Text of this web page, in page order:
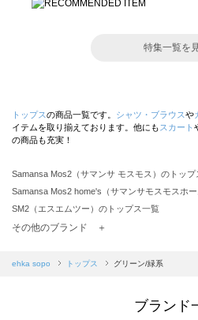
特集一覧を
トップスの商品一覧です。 シャツ・ブラウスや
イテムを取り揃えております。他にも スカート
の商品も充実！
Samansa Mos2（サマンサ モスモス）のトップ
Samansa Mos2 home's（サマンサモスモスホ
SM2（エスエムツー）のトップス一覧
TSUHARU by Samansa Mos2（ツハルバイサ
Samansa Mos2 blue（サマンサモスモス ブルー
sō4ū（ソウフォーユー）のトップス一覧
その他のブランド ＋
ehka sopo トップス グリーン/緑系
ブランド